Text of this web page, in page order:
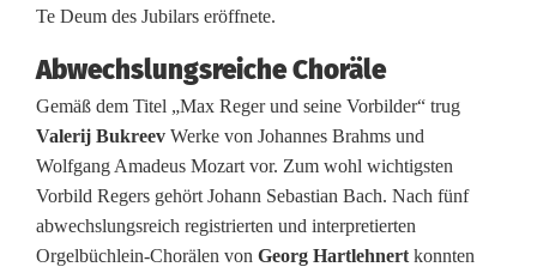
e
r
s
:
O
r
Te Deum des Jubilars eröffnete.
Abwechslungsreiche Choräle
Gemäß dem Titel „Max Reger und seine Vorbilder“ trug
Valerij Bukreev Werke von Johannes Brahms und
Wolfgang Amadeus Mozart vor. Zum wohl wichtigsten
Vorbild Regers gehört Johann Sebastian Bach. Nach fünf
abwechslungsreich registrierten und interpretierten
Orgelbüchlein-Chorälen von Georg Hartlehnert konnten